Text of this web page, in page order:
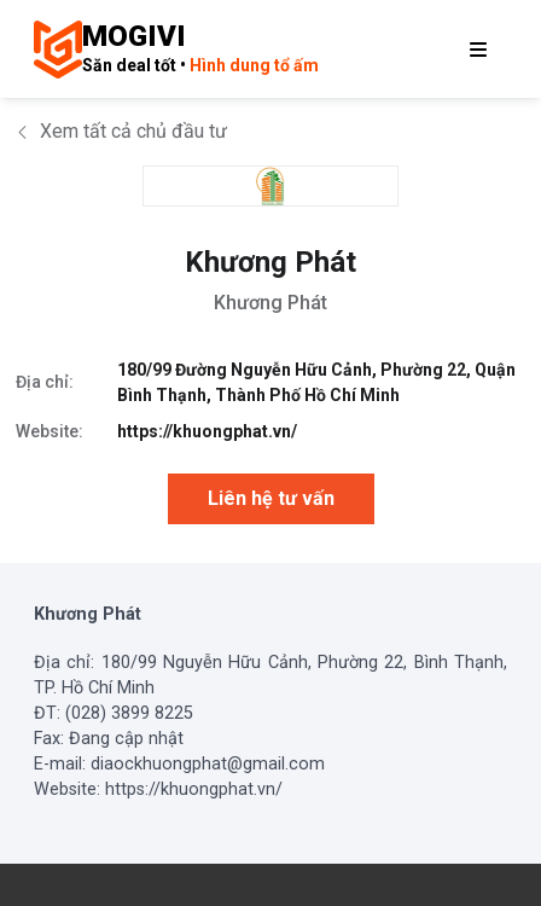
MOGIVI
Săn deal tốt • Hình dung tổ ấm
Xem tất cả chủ đầu tư
Khương Phát
Khương Phát
Địa chỉ:
180/99 Đường Nguyễn Hữu Cảnh, Phường 22, Quận
Bình Thạnh, Thành Phố Hồ Chí Minh
Website:
https://khuongphat.vn/
Liên hệ tư vấn
Khương Phát
Địa chỉ: 180/99 Nguyễn Hữu Cảnh, Phường 22, Bình Thạnh,
TP. Hồ Chí Minh
ĐT: (028) 3899 8225
Fax: Đang cập nhật
E-mail: diaockhuongphat@gmail.com
Website: https://khuongphat.vn/